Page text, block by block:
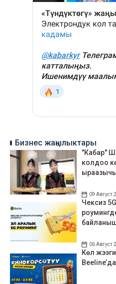
Бизнес жаңылыктары
"Кабар"
колдоо
09 Август
Чексиз
06 Август
Көл